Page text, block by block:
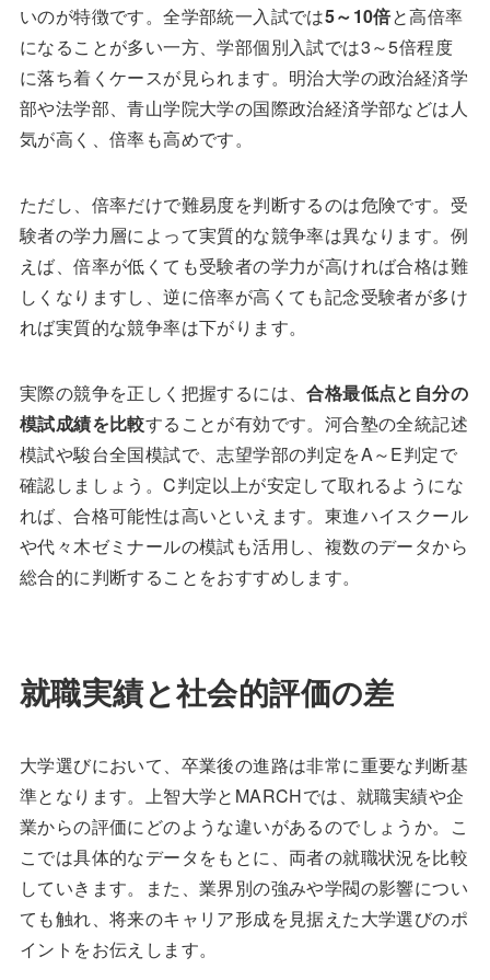
いのが特徴です。全学部統一入試では5～10倍と高倍率
になることが多い一方、学部個別入試では3～5倍程度
に落ち着くケースが見られます。明治大学の政治経済学
部や法学部、青山学院大学の国際政治経済学部などは人
気が高く、倍率も高めです。
ただし、倍率だけで難易度を判断するのは危険です。受
験者の学力層によって実質的な競争率は異なります。例
えば、倍率が低くても受験者の学力が高ければ合格は難
しくなりますし、逆に倍率が高くても記念受験者が多け
れば実質的な競争率は下がります。
実際の競争を正しく把握するには、合格最低点と自分の
模試成績を比較することが有効です。河合塾の全統記述
模試や駿台全国模試で、志望学部の判定をA～E判定で
確認しましょう。C判定以上が安定して取れるようにな
れば、合格可能性は高いといえます。東進ハイスクール
や代々木ゼミナールの模試も活用し、複数のデータから
総合的に判断することをおすすめします。
就職実績と社会的評価の差
大学選びにおいて、卒業後の進路は非常に重要な判断基
準となります。上智大学とMARCHでは、就職実績や企
業からの評価にどのような違いがあるのでしょうか。こ
こでは具体的なデータをもとに、両者の就職状況を比較
していきます。また、業界別の強みや学閥の影響につい
ても触れ、将来のキャリア形成を見据えた大学選びのポ
イントをお伝えします。